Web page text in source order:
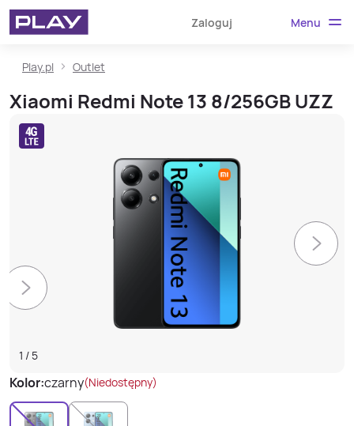
Zaloguj Menu
Play.pl Outlet
Xiaomi Redmi Note 13 8/256GB UZZ
1 /5
Kolor:czarny(Niedostępny)